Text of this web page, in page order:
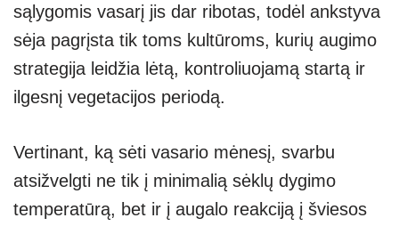
sąlygomis vasarį jis dar ribotas, todėl ankstyva
sėja pagrįsta tik toms kultūroms, kurių augimo
strategija leidžia lėtą, kontroliuojamą startą ir
ilgesnį vegetacijos periodą.
Vertinant, ką sėti vasario mėnesį, svarbu
atsižvelgti ne tik į minimalią sėklų dygimo
temperatūrą, bet ir į augalo reakciją į šviesos